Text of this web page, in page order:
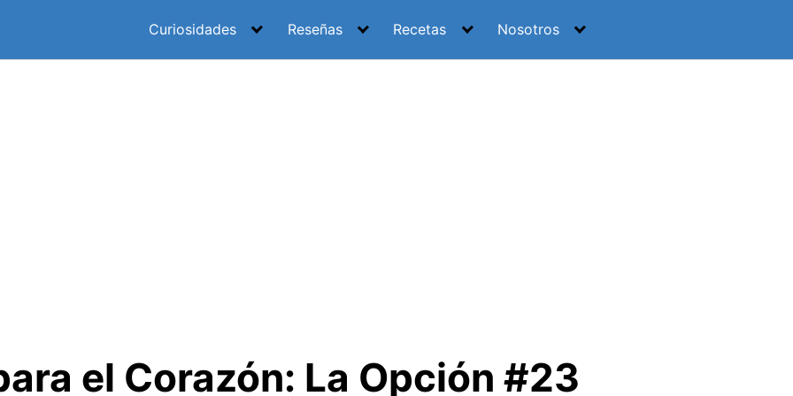
Curiosidades Reseñas Recetas Nosotros
el Corazón: La Opción #23